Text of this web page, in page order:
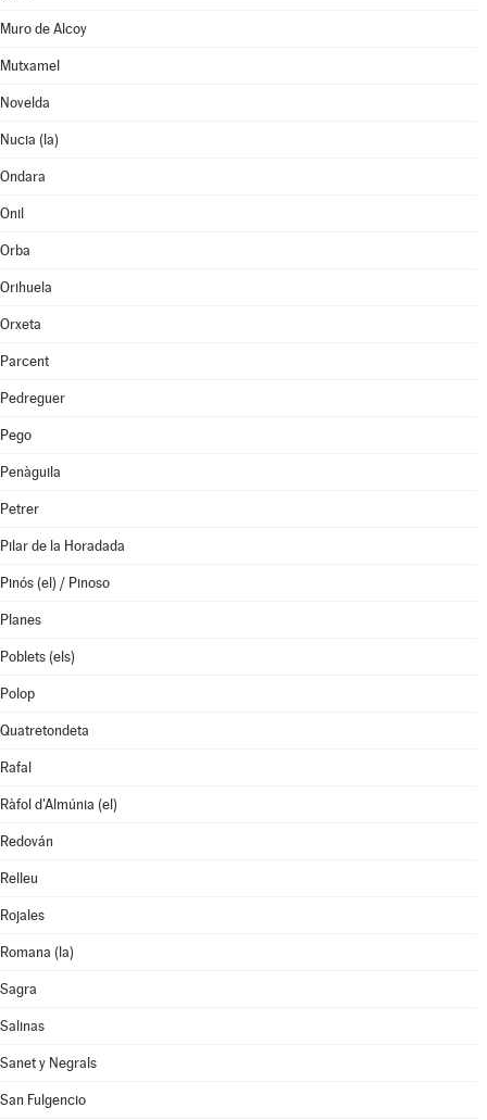
Muro de Alcoy
Mutxamel
Novelda
Nucia (la)
Ondara
Onil
Orba
Orihuela
Orxeta
Parcent
Pedreguer
Pego
Penàguila
Petrer
Pilar de la Horadada
Pinós (el) / Pinoso
Planes
Poblets (els)
Polop
Quatretondeta
Rafal
Ràfol d'Almúnia (el)
Redován
Relleu
Rojales
Romana (la)
Sagra
Salinas
Sanet y Negrals
San Fulgencio